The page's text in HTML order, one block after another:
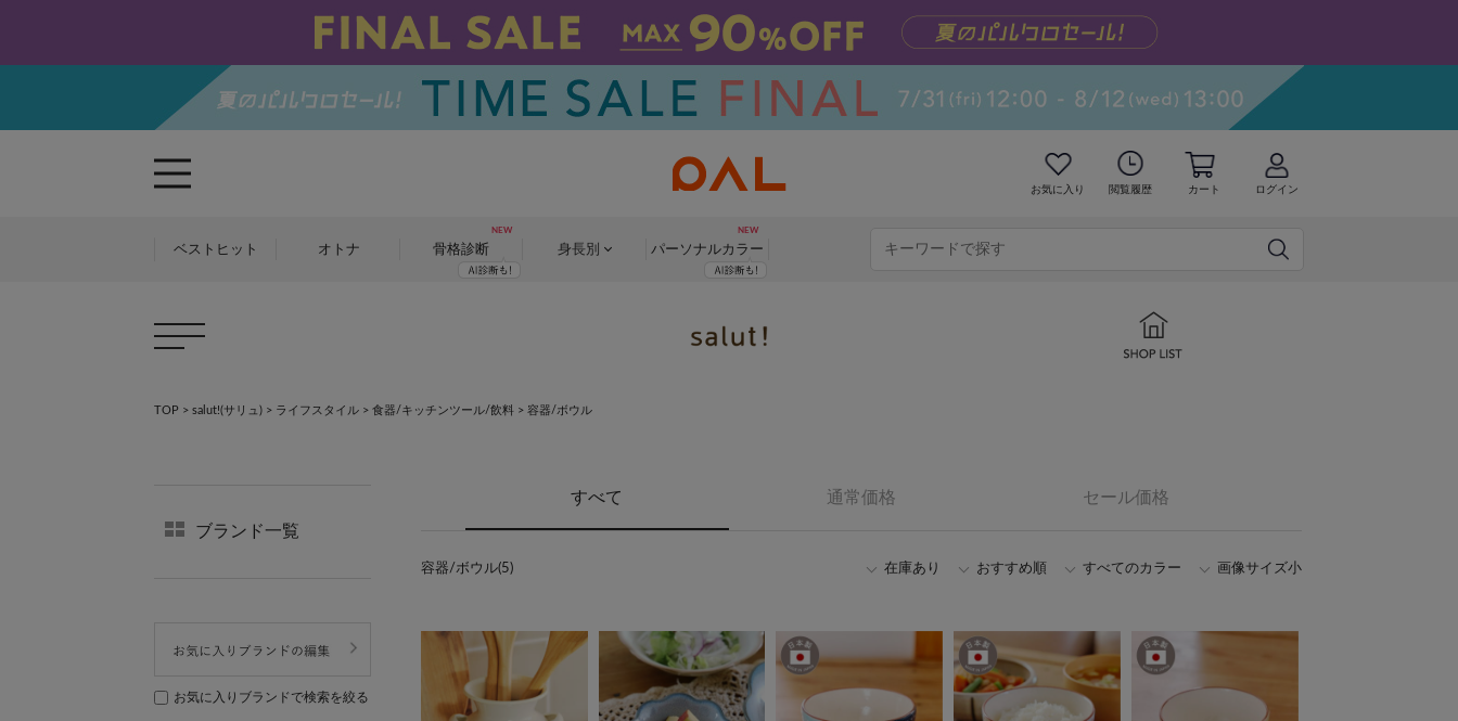
お気に入り 閲覧履歴 カート ログイン
ベストヒット オトナ 骨格診断 身長別 パーソナルカラー
TOP > salut!(サリュ) > ライフスタイル > 食器/キッチンツール/飲料 > 容器/ボウル
すべて 通常価格 セール価格
容器/ボウル(5) 在庫あり おすすめ順 すべてのカラー 画像サイズ小
ブランド一覧
お気に入りブランドで検索を絞る